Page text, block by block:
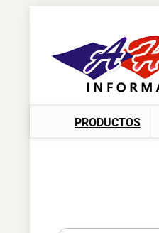
PRODUCTOS